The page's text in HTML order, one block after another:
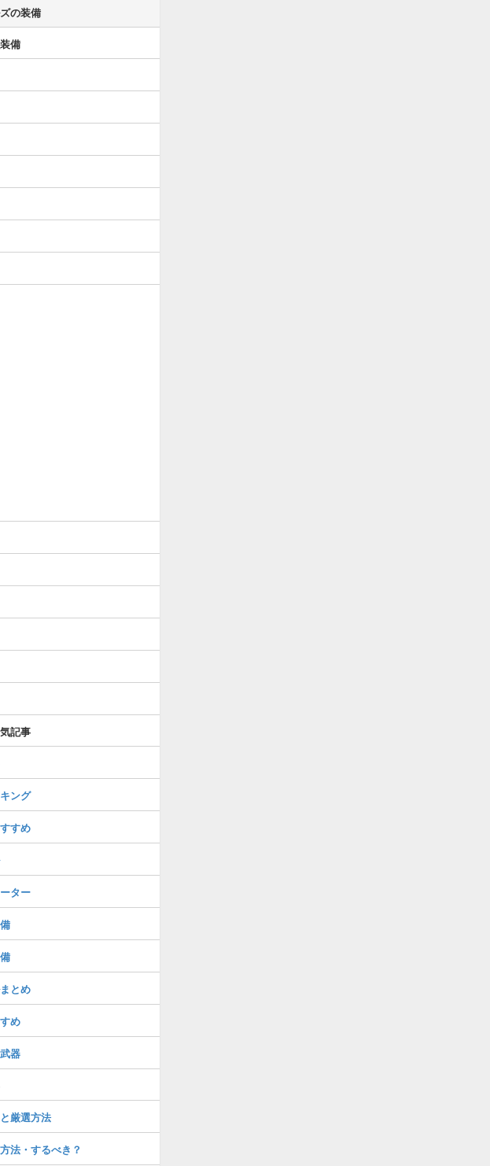
の装備
備
記事
ング
すめ
ター
とめ
め
器
厳選方法
法・するべき？